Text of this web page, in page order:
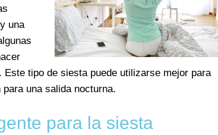
una
tipo de siesta puede utilizarse mejor para
una salida nocturna.
para la siesta